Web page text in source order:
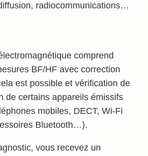
radiocommunications…
comprend
BF/HF avec correction
est possible et vérification de
de certains appareils émissifs
mobiles, DECT, Wi-Fi
Bluetooth…).
vous recevez un